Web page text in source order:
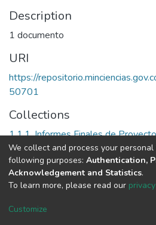
Description
1 documento
URI
https://
50701
Collections
1.1.1. Informes Finales de
Full item page
DSpace software copyright ©
Cookie
We collect and process your
following purposes: Authentication,
Acknowledgement and Statistics.
To learn more, please read our
Customize